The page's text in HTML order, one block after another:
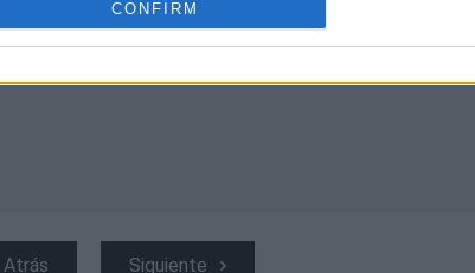
CONFIRM
Atrás Siguiente